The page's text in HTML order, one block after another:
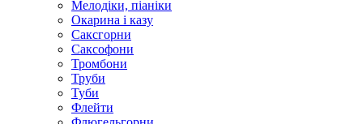
Мелодіки, піаніки
Окарина і казу
Саксгорни
Саксофони
Тромбони
Труби
Туби
Флейти